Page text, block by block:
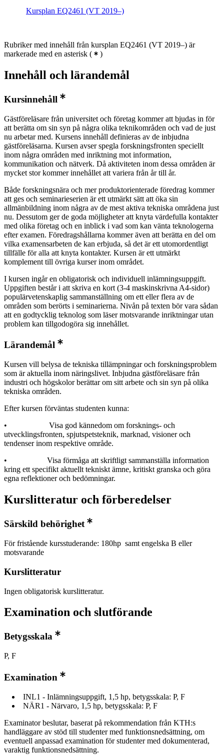
Kursplan EQ2461 (VT 2019–)
Rubriker med innehåll från kursplan EQ2461 (VT 2019–) är
markerade med en asterisk ( )
Innehåll och lärandemål
Kursinnehåll
Gästföreläsare från universitet och företag kommer att bjudas in för
att berätta om sin syn på några olika teknikområden och vad de just
nu arbetar med. Kursens innehåll definieras av de inbjudna
gästföreläsarna. Kursen avser spegla forskningsfronten speciellt
inom några områden med inriktning mot information,
kommunikation och nätverk. Då aktiviteten inom dessa områden är
mycket stor kommer innehållet att variera från år till år.
Både forskningsnära och mer produktorienterade föredrag kommer
att ges och seminarieserien är ett utmärkt sätt att öka sin
allmänbildning inom några av de mest aktiva tekniska områdena just
nu. Dessutom ger de goda möjligheter att knyta värdefulla kontakter
med olika företag och en inblick i vad som kan vänta teknologerna
efter examen. Föredragshållarna kommer även att berätta en del om
vilka examensarbeten de kan erbjuda, så det är ett utomordentligt
tillfälle för alla att knyta kontakter. Kursen är ett utmärkt
komplement till övriga kurser inom området.
I kursen ingår en obligatorisk och individuell inlämningsuppgift.
Uppgiften består i att skriva en kort (3-4 maskinskrivna A4-sidor)
populärvetenskaplig sammanställning om ett eller flera av de
områden som berörts i seminarierna. Nivån på texten bör vara sådan
att en godtycklig teknolog som läser motsvarande inriktningar utan
problem kan tillgodogöra sig innehållet.
Lärandemål
Kursen vill belysa de tekniska tillämpningar och forskningsproblem
som är aktuella inom näringslivet. Inbjudna gästföreläsare från
industri och högskolor berättar om sitt arbete och sin syn på olika
tekniska områden.
Efter kursen förväntas studenten kunna:
• Visa god kännedom om forsknings- och
utvecklingsfronten, spjutspetsteknik, marknad, visioner och
tendenser inom respektive område.
• Visa förmåga att skriftligt sammanställa information
kring ett specifikt aktuellt tekniskt ämne, kritiskt granska och göra
egna reflektioner och bedömningar.
Kurslitteratur och förberedelser
Särskild behörighet
För fristående kursstuderande: 180hp samt engelska B eller
motsvarande
Kurslitteratur
Ingen obligatorisk kurslitteratur.
Examination och slutförande
Betygsskala
P, F
Examination
INL1 - Inlämningsuppgift, 1,5 hp, betygsskala: P, F
NÄR1 - Närvaro, 1,5 hp, betygsskala: P, F
Examinator beslutar, baserat på rekommendation från KTH:s
handläggare av stöd till studenter med funktionsnedsättning, om
eventuell anpassad examination för studenter med dokumenterad,
varaktig funktionsnedsättning.